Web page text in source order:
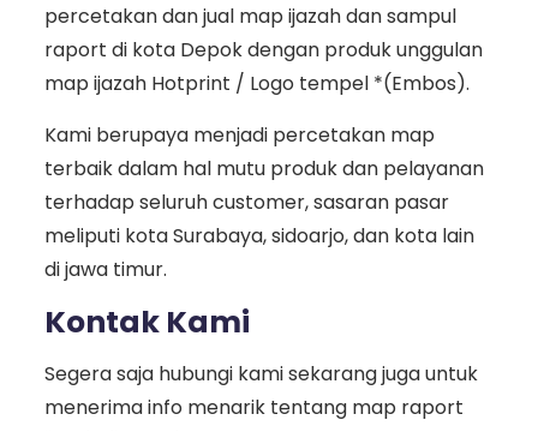
percetakan dan jual map ijazah dan sampul
raport di kota Depok dengan produk unggulan
map ijazah Hotprint / Logo tempel *(Embos).
Kami berupaya menjadi percetakan map
terbaik dalam hal mutu produk dan pelayanan
terhadap seluruh customer, sasaran pasar
meliputi kota Surabaya, sidoarjo, dan kota lain
di jawa timur.
Kontak Kami
Segera saja hubungi kami sekarang juga untuk
menerima info menarik tentang map raport